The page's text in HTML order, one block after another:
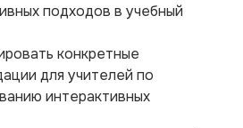
подходов в учебный
конкретные
для учителей по
интерактивных